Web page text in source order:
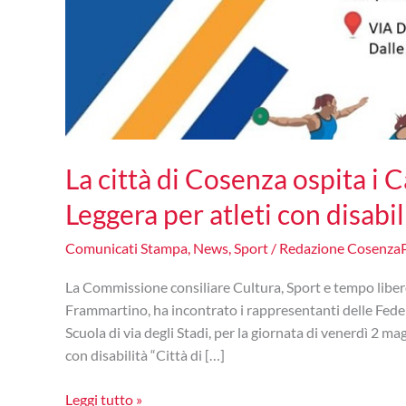
La città di Cosenza ospita i
Leggera per atleti con
Comunicati Stampa News Sport / Redazione
La Commissione consiliare Cultura, Sport e tempo
Frammartino, ha incontrato i rappresentanti delle
Scuola di via degli Stadi, per la giornata di venerdì 2
con disabilità “Città di […]
La
Leggi tutto »